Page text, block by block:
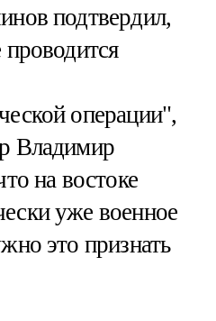
подтвердил,
операции",
Владимир
на востоке
уже военное
это признать